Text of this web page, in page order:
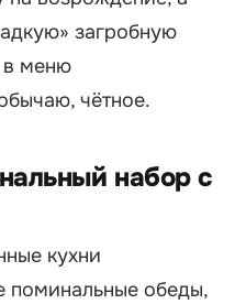
загробную
в меню
чётное.
набор с
кухни
поминальные обеды,